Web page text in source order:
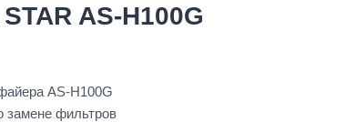
AS-H100G
AS-H100G
замене фильтров